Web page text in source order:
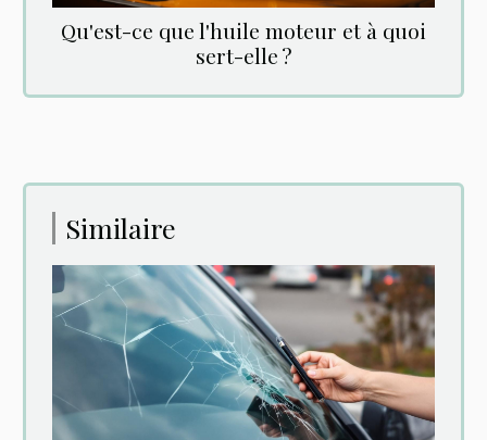
Qu'est-ce que l'huile moteur et à quoi
sert-elle ?
Similaire